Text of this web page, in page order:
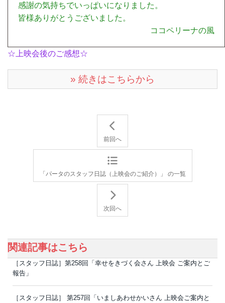
感謝の気持ちでいっぱいになりました。
皆様ありがとうございました。
ココペリーナの風
☆上映会後のご感想☆
» 続きはこちらから
前回へ
「パータのスタッフ日誌（上映会のご紹介）」 の一覧
次回へ
関連記事はこちら
［スタッフ日誌］第258回「幸せをきづく会さん 上映会 ご案内とご
報告」
［スタッフ日誌］ 第257回「いましあわせかいさん 上映会ご案内と